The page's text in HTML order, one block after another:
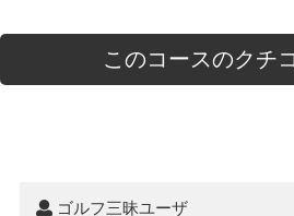
このコースのクチ
ゴルフ三昧ユーザ